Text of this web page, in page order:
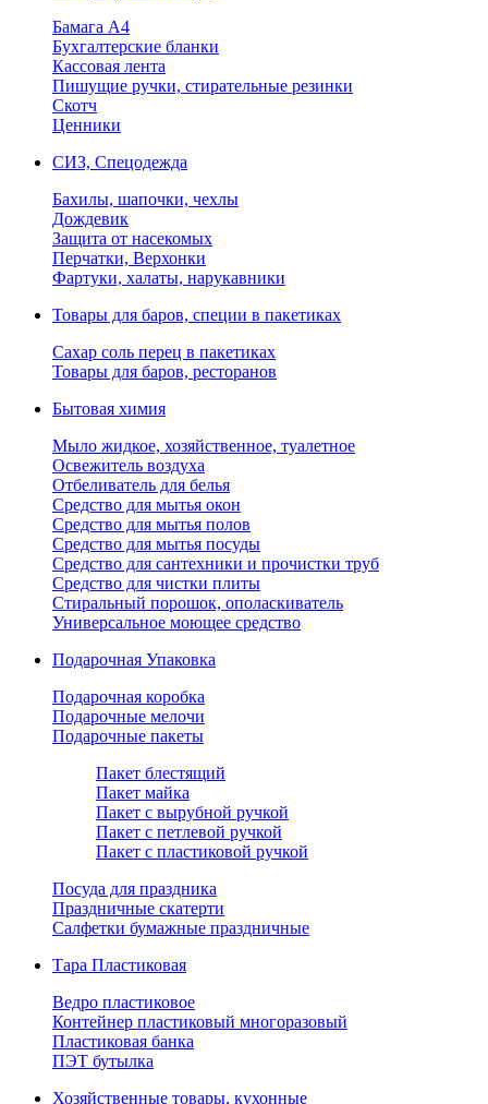
Бамага А4
Бухгалтерские бланки
Кассовая лента
Пишущие ручки, стирательные резинки
Скотч
Ценники
СИЗ, Спецодежда
Бахилы, шапочки, чехлы
Дождевик
Защита от насекомых
Перчатки, Верхонки
Фартуки, халаты, нарукавники
Товары для баров, специи в пакетиках
Сахар соль перец в пакетиках
Товары для баров, ресторанов
Бытовая химия
Мыло жидкое, хозяйственное, туалетное
Освежитель воздуха
Отбеливатель для белья
Средство для мытья окон
Средство для мытья полов
Средство для мытья посуды
Средство для сантехники и прочистки труб
Средство для чистки плиты
Стиральный порошок, ополаскиватель
Универсальное моющее средство
Подарочная Упаковка
Подарочная коробка
Подарочные мелочи
Подарочные пакеты
Пакет блестящий
Пакет майка
Пакет с вырубной ручкой
Пакет с петлевой ручкой
Пакет с пластиковой ручкой
Посуда для праздника
Праздничные скатерти
Салфетки бумажные праздничные
Тара Пластиковая
Ведро пластиковое
Контейнер пластиковый многоразовый
Пластиковая банка
ПЭТ бутылка
Хозяйственные товары, кухонные